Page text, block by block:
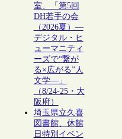
室、「第5回
DH若手の会
（2026夏）―
デジタル・ヒ
ューマニティ
ーズで“繋が
る×広がる”人
文学―」
（8/24-25・大
阪府）
埼玉県立久喜
図書館、休館
日特別イベン